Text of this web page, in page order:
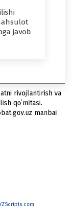
javob
rivojlantirish va
qoʻmitasi.
manbai